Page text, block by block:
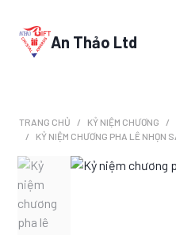
An Thảo Ltd
TRANG CHỦ KỶ NIỆM CHƯƠNG
KỶ NIỆM CHƯƠNG PHA LÊ NHỌN